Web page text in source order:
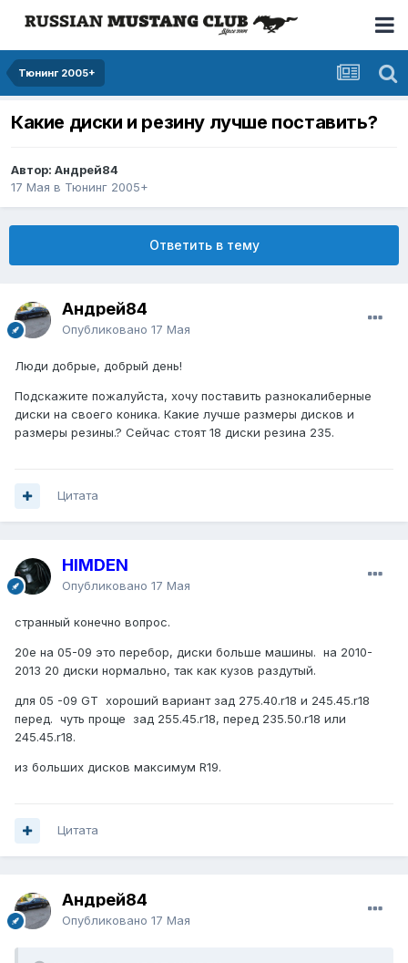
Тюнинг 2005+
Какие диски и резину лучше поставить?
Автор: Андрей84
17 Мая в Тюнинг 2005+
Ответить в тему
Андрей84
Опубликовано 17 Мая
Люди добрые, добрый день!
Подскажите пожалуйста, хочу поставить разнокалиберные
диски на своего коника. Какие лучше размеры дисков и
размеры резины.? Сейчас стоят 18 диски резина 235.
Цитата
HIMDEN
Опубликовано 17 Мая
странный конечно вопрос.
20е на 05-09 это перебор, диски больше машины. на 2010-
2013 20 диски нормально, так как кузов раздутый.
для 05 -09 GT хороший вариант зад 275.40.r18 и 245.45.r18
перед. чуть проще зад 255.45.r18, перед 235.50.r18 или
245.45.r18.
из больших дисков максимум R19.
Цитата
Андрей84
Опубликовано 17 Мая